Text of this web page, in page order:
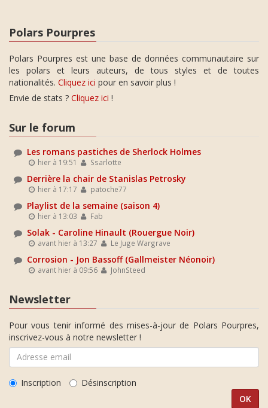
Polars Pourpres
Polars Pourpres est une base de données communautaire sur
les polars et leurs auteurs, de tous styles et de toutes
nationalités. Cliquez ici pour en savoir plus !
Envie de stats ? Cliquez ici !
Sur le forum
Les romans pastiches de Sherlock Holmes
hier à 19:51 Ssarlotte
Derrière la chair de Stanislas Petrosky
hier à 17:17 patoche77
Playlist de la semaine (saison 4)
hier à 13:03 Fab
Solak - Caroline Hinault (Rouergue Noir)
avant hier à 13:27 Le Juge Wargrave
Corrosion - Jon Bassoff (Gallmeister Néonoir)
avant hier à 09:56 JohnSteed
Newsletter
Pour vous tenir informé des mises-à-jour de Polars Pourpres,
inscrivez-vous à notre newsletter !
Inscription Désinscription